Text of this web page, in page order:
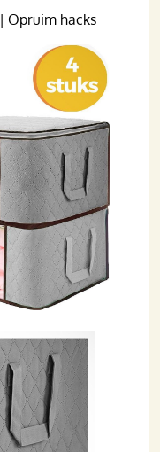
Opruim hacks